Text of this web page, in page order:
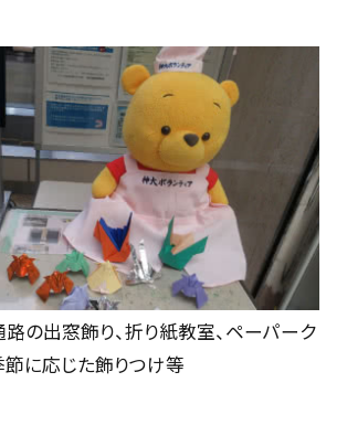
の出窓飾り、折り紙教室、ペーパーク
節に応じた飾りつけ等